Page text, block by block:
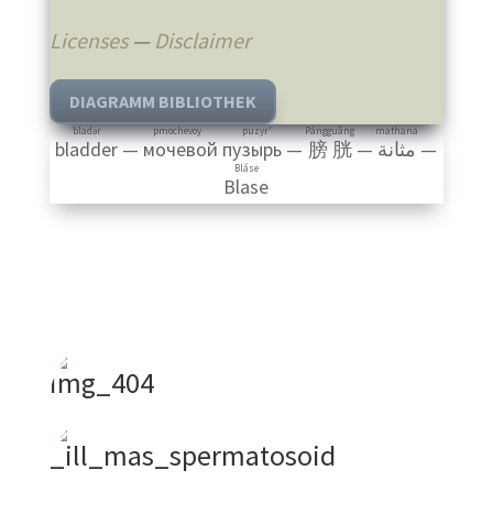
Licenses— Disclaimer
DIAGRAMM BIBLIOTHEK
bladder
ˈbladər
—мочевой пузырь
pmochevoy puzyr'
—膀胱
Pángguāng
—مثانة
mathana
Blase
Bláse
img_404
_ill_mas_spermatosoid